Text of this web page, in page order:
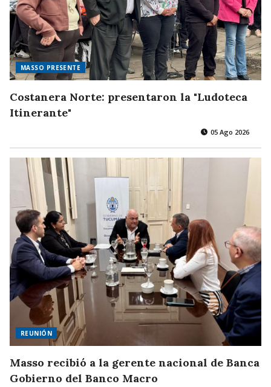
MASSO PRESENTE
Costanera Norte: presentaron la "Ludoteca
Itinerante"
05 Ago 2026
REUNIÓN
Masso recibió a la gerente nacional de Banca
Gobierno del Banco Macro